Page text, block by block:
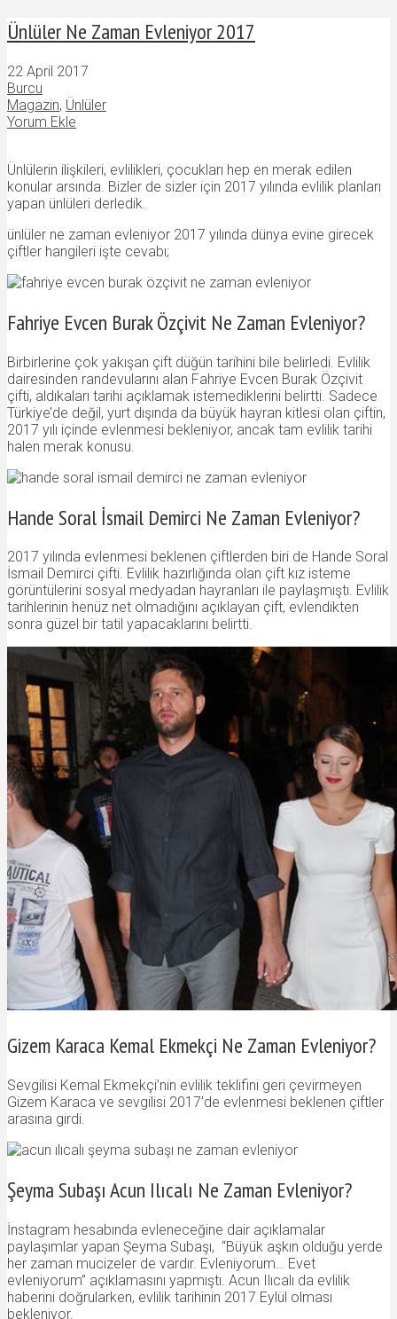
Ünlüler Ne Zaman Evleniyor 2017
22 April 2017
Burcu
Magazin, Ünlüler
Yorum Ekle
Ünlülerin ilişkileri, evlilikleri, çocukları hep en merak edilen
konular arsında. Bizler de sizler için 2017 yılında evlilik planları
yapan ünlüleri derledik.
ünlüler ne zaman evleniyor 2017 yılında dünya evine girecek
çiftler hangileri işte cevabı;
Fahriye Evcen Burak Özçivit Ne Zaman Evleniyor?
Birbirlerine çok yakışan çift düğün tarihini bile belirledi. Evlilik
dairesinden randevularını alan Fahriye Evcen Burak Özçivit
çifti, aldıkaları tarihi açıklamak istemediklerini belirtti. Sadece
Türkiye’de değil, yurt dışında da büyük hayran kitlesi olan çiftin,
2017 yılı içinde evlenmesi bekleniyor, ancak tam evlilik tarihi
halen merak konusu.
Hande Soral İsmail Demirci Ne Zaman Evleniyor?
2017 yılında evlenmesi beklenen çiftlerden biri de Hande Soral
İsmail Demirci çifti. Evlilik hazırlığında olan çift kız isteme
görüntülerini sosyal medyadan hayranları ile paylaşmıştı. Evlilik
tarihlerinin henüz net olmadığını açıklayan çift, evlendikten
sonra güzel bir tatil yapacaklarını belirtti.
Gizem Karaca Kemal Ekmekçi Ne Zaman Evleniyor?
Sevgilisi Kemal Ekmekçi’nin evlilik teklifini geri çevirmeyen
Gizem Karaca ve sevgilisi 2017’de evlenmesi beklenen çiftler
arasına girdi.
Şeyma Subaşı Acun Ilıcalı Ne Zaman Evleniyor?
İnstagram hesabında evleneceğine dair açıklamalar
paylaşımlar yapan Şeyma Subaşı, “Büyük aşkın olduğu yerde
her zaman mucizeler de vardır. Evleniyorum… Evet
evleniyorum” açıklamasını yapmıştı. Acun Ilıcalı da evlilik
haberini doğrularken, evlilik tarihinin 2017 Eylül olması
bekleniyor.